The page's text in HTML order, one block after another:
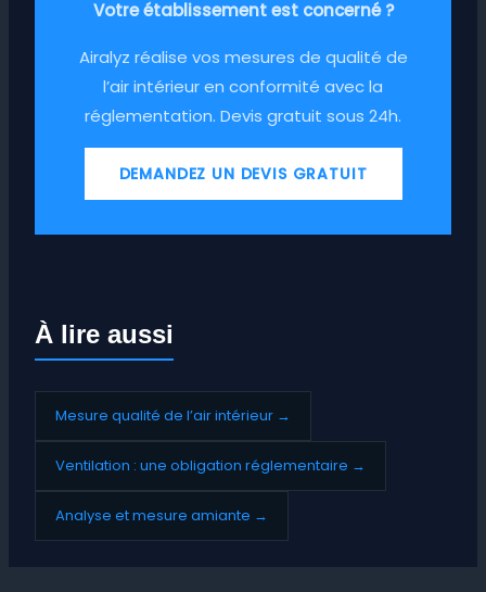
Votre établissement est concerné ?
Airalyz réalise vos mesures de qualité de
l’air intérieur en conformité avec la
réglementation. Devis gratuit sous 24h.
DEMANDEZ UN DEVIS GRATUIT
À lire aussi
Mesure qualité de l’air intérieur →
Ventilation : une obligation réglementaire →
Analyse et mesure amiante →